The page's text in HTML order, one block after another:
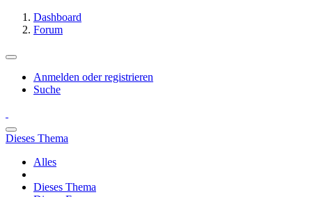
Dashboard
Forum
Anmelden oder registrieren
Suche
Dieses Thema
Alles
Dieses Thema